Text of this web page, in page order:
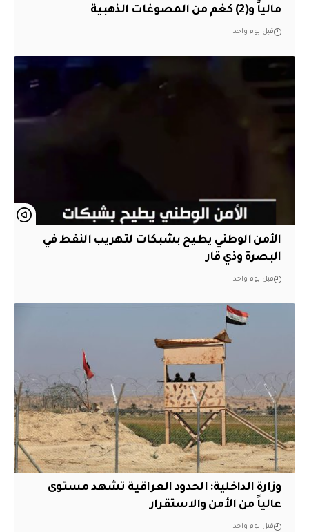
مالياً و(2) كغم من المصوغات الذهبية
قبل يوم واحد
الأمن الوطني يطيح بشبكات لتهريب النفط في
البصرة وذي قار
قبل يوم واحد
وزارة الداخلية: الحدود العراقية تشهد مستوى
عالياً من الأمن والاستقرار
قبل يوم واحد